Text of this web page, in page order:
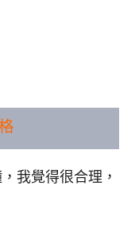
我覺得很合理，